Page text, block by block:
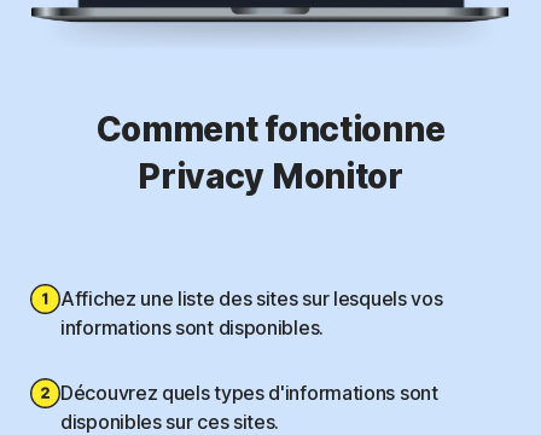
Comment fonctionne
Privacy Monitor
Affichez une liste des sites sur lesquels vos
informations sont disponibles.
Découvrez quels types d'informations sont
disponibles sur ces sites.